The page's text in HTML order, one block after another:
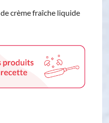
de crème fraîche liquide